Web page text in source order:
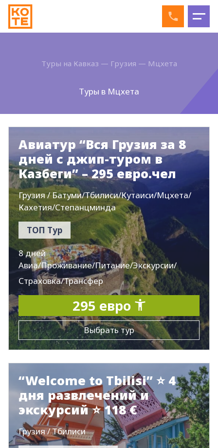
Туры на Кавказ — Грузия — Мцхета
Туры в Мцхета
Авиатур “Вся Грузия за 8
дней с джип-туром в
Казбеги” – 295 евро.чел
Грузия / Батуми/Тбилиси/Кутаиси/Мцхета/
Кахетия/Степанцминда
ТОП Тур
8 дней
Авиа/Проживание/Питание/Экскурсии/
Страховка/Трансфер
295 евро
Выбрать тур
“Welcome to Tbilisi” ⭐ 4
дня развлечений и
экскурсий ⭐ 118 €
Грузия / Тбилиси